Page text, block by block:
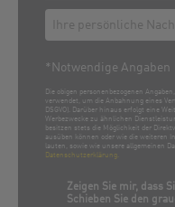
*Notwendige Angaben
Die obigen personenbezogenen
verwendet, um die Anbahnung eines
DSGVO). Darüber hinaus erfolgt eine
Werbezwecke zu ähnlichen
besitzen stets die Möglichkeit der
ausüben können oder wie die
lauten, sowie wie unsere allgemeinen
Datenschutzerklärung.
Zeigen Sie mir, dass
Schieben Sie den